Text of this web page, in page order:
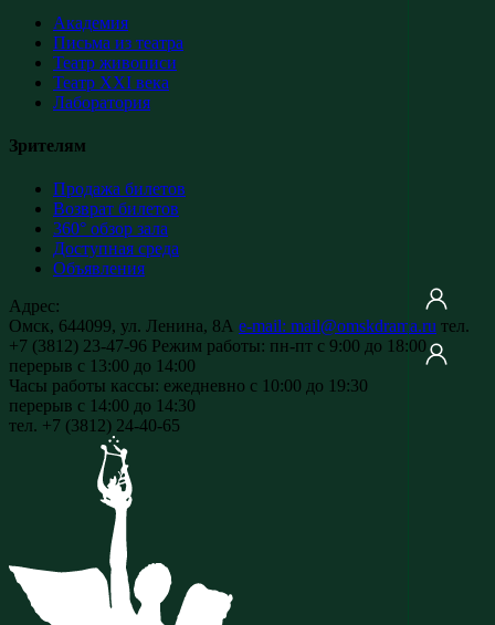
Академия
Письма из театра
Театр живописи
Театр XXI века
Лаборатория
Зрителям
Продажа билетов
Возврат билетов
360° обзор зала
Доступная среда
Объявления
Адрес:
Омск, 644099, ул. Ленина, 8А e-mail: mail@omskdrama.ru тел.
+7 (3812) 23-47-96 Режим работы: пн-пт с 9:00 до 18:00
перерыв с 13:00 до 14:00
Часы работы кассы: ежедневно с 10:00 до 19:30
перерыв с 14:00 до 14:30
тел. +7 (3812) 24-40-65